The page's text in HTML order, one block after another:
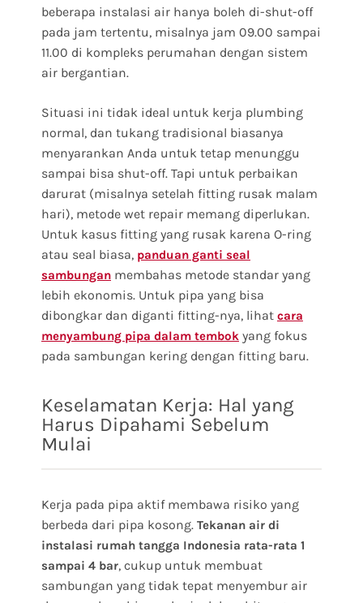
beberapa instalasi air hanya boleh di-shut-off
pada jam tertentu, misalnya jam 09.00 sampai
11.00 di kompleks perumahan dengan sistem
air bergantian.
Situasi ini tidak ideal untuk kerja plumbing
normal, dan tukang tradisional biasanya
menyarankan Anda untuk tetap menunggu
sampai bisa shut-off. Tapi untuk perbaikan
darurat (misalnya setelah fitting rusak malam
hari), metode wet repair memang diperlukan.
Untuk kasus fitting yang rusak karena O-ring
atau seal biasa, panduan ganti seal
sambungan membahas metode standar yang
lebih ekonomis. Untuk pipa yang bisa
dibongkar dan diganti fitting-nya, lihat cara
menyambung pipa dalam tembok yang fokus
pada sambungan kering dengan fitting baru.
Keselamatan Kerja: Hal yang
Harus Dipahami Sebelum
Mulai
Kerja pada pipa aktif membawa risiko yang
berbeda dari pipa kosong. Tekanan air di
instalasi rumah tangga Indonesia rata-rata 1
sampai 4 bar, cukup untuk membuat
sambungan yang tidak tepat menyembur air